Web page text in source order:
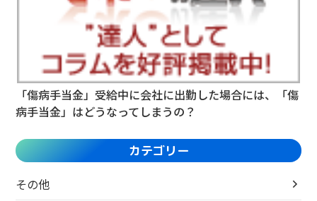
「傷病手当金」受給中に会社に出勤した場合には、「傷
病手当金」はどうなってしまうの？
カテゴリー
その他